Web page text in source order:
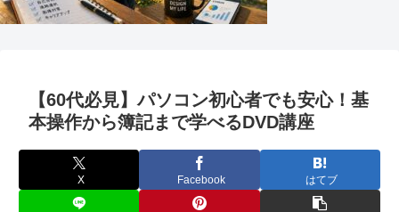
【60代必見】パソコン初心者でも安心！基
本操作から簿記まで学べるDVD講座
X Facebook はてブ